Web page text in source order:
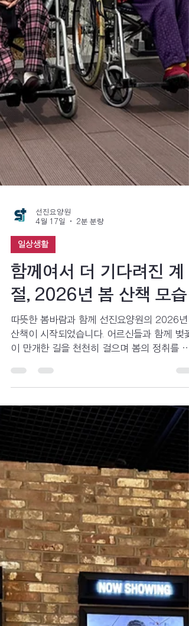
선진요양원
4월 17일
2분 분량
일상생활
함께여서 더 기다려진 계
절, 2026년 봄 산책 모습
산책이 시작되었습니다. 어르신들과 함께 벚꽃
이 만개한 길을 천천히 걸으며 봄의 정취를 만
하고, 아름다운 풍경 속에서 웃음과 추억을 나
는 소중한 시간을 보냈습니다. 함께 걸어서 더
특별했던 선진요양원의 따뜻한 봄날 이야기를